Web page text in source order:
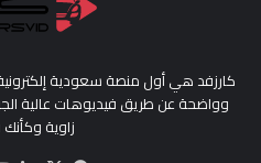
كارزفد هي أول منصة سعودية
وواضحة عن طريق فيديوهات عالية
زاوية